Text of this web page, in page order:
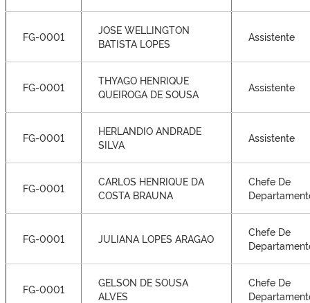
FG-0001
JOSE WELLINGTON
BATISTA LOPES
Assistente
FG-0001
THYAGO HENRIQUE
QUEIROGA DE SOUSA
Assistente
FG-0001
HERLANDIO ANDRADE
SILVA
Assistente
FG-0001
CARLOS HENRIQUE DA
COSTA BRAUNA
Chefe De
FG-0001 JULIANA LOPES ARAGAO
Chefe De
FG-0001
GELSON DE SOUSA
ALVES
Chefe De